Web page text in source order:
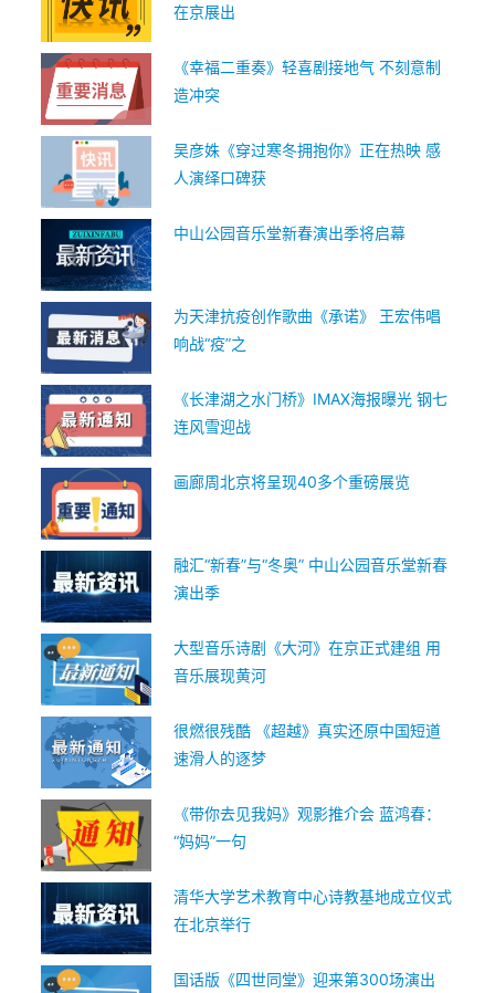
在京展出
《幸福二重奏》轻喜剧接地气 不刻意制
造冲突
吴彦姝《穿过寒冬拥抱你》正在热映 感
人演绎口碑获
中山公园音乐堂新春演出季将启幕
为天津抗疫创作歌曲《承诺》 王宏伟唱
响战“疫”之
《长津湖之水门桥》IMAX海报曝光 钢七
连风雪迎战
画廊周北京将呈现40多个重磅展览
融汇“新春”与“冬奥” 中山公园音乐堂新春
演出季
大型音乐诗剧《大河》在京正式建组 用
音乐展现黄河
很燃很残酷 《超越》真实还原中国短道
速滑人的逐梦
《带你去见我妈》观影推介会 蓝鸿春：
“妈妈”一句
清华大学艺术教育中心诗教基地成立仪式
在北京举行
国话版《四世同堂》迎来第300场演出